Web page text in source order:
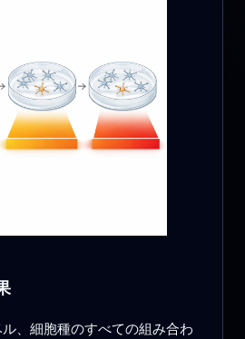
、細胞種のすべての組み合わ